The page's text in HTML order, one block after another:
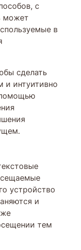
с
может
в
сделать
и интуитивно
устройство
и
тем